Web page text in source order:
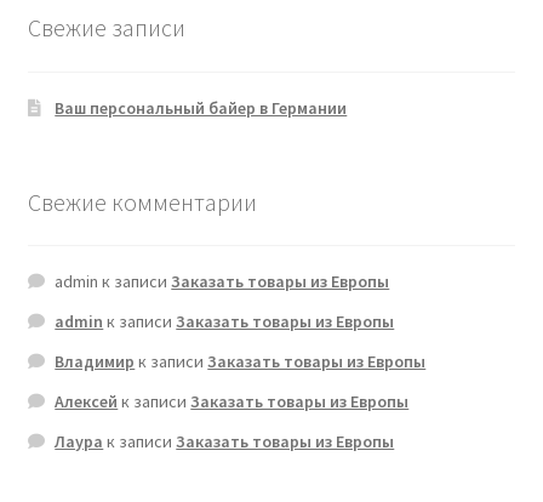
Свежие записи
Ваш персональный байер в Германии
Свежие комментарии
admin к записиЗаказать товары из Европы
admin к записиЗаказать товары из Европы
Владимир к записиЗаказать товары из Европы
Алексей к записиЗаказать товары из Европы
Лаура к записиЗаказать товары из Европы